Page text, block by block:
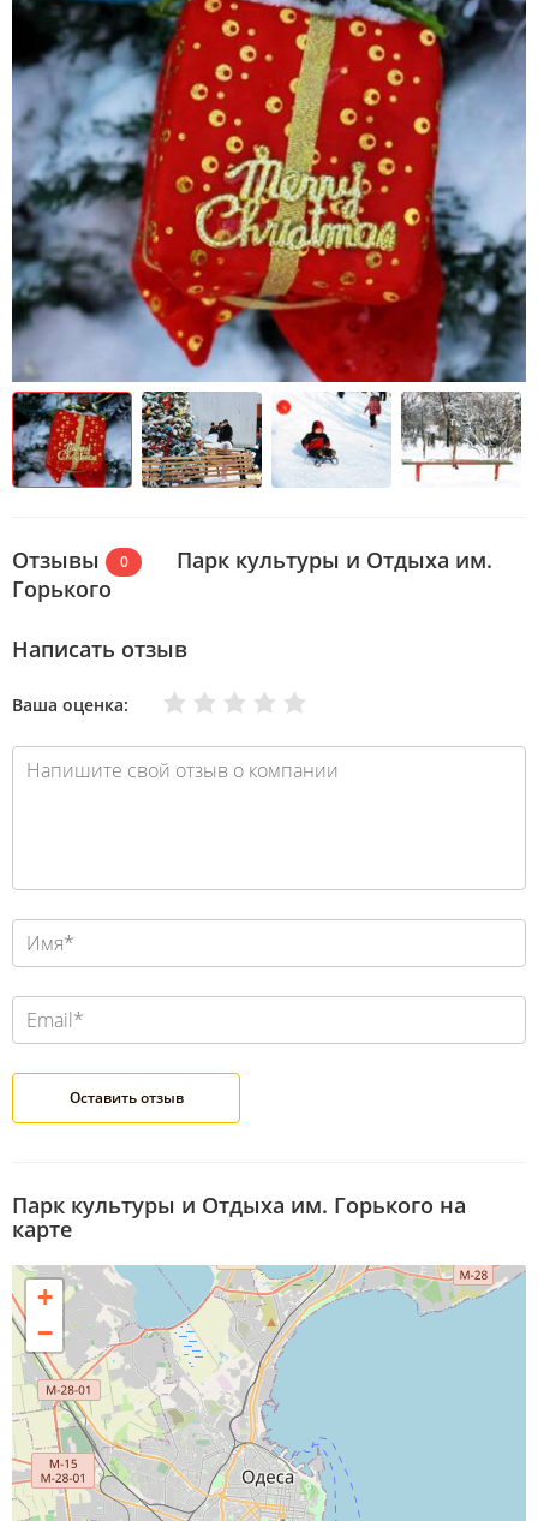
Отзывы 0
Парк культуры и Отдыха им.
Горького
Написать отзыв
Ваша оценка: Отлично
Хорошо
Нормально
Плохо
Очень плохо
Парк культуры и Отдыха им. Горького на
карте
+
−